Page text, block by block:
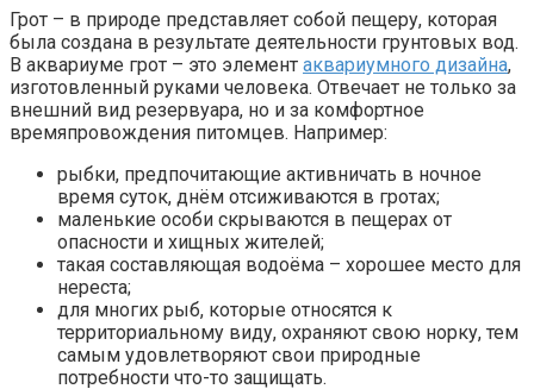
Грот – в природе представляет собой пещеру, которая
была создана в результате деятельности грунтовых вод.
В аквариуме грот – это элемент аквариумного дизайна,
изготовленный руками человека. Отвечает не только за
внешний вид резервуара, но и за комфортное
времяпровождения питомцев. Например:
рыбки, предпочитающие активничать в ночное
время суток, днём отсиживаются в гротах;
маленькие особи скрываются в пещерах от
опасности и хищных жителей;
такая составляющая водоёма – хорошее место для
нереста;
для многих рыб, которые относятся к
территориальному виду, охраняют свою норку, тем
самым удовлетворяют свои природные
потребности что-то защищать.